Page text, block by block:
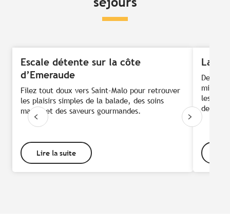
Escale détente sur la côte
d’Emeraude
Filez tout doux vers Saint-Malo pour retrouver
les plaisirs simples de la balade, des soins
marins et des saveurs gourmandes.
Lire la suite
La
De la
milieu
les
de côte